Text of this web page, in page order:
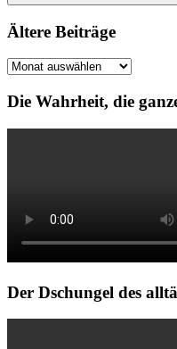
Ältere Beiträge
Ältere
Die Wahrheit, die
Der Dschungel des